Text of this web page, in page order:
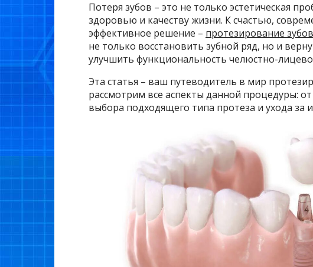
Потеря зубов – это не только эстетическая
здоровью и качеству жизни. К счастью,
эффективное решение – протезирование
не только восстановить зубной ряд, но и
улучшить функциональность челюстно-
Эта статья – ваш путеводитель в мир
рассмотрим все аспекты данной процедуры:
выбора подходящего типа протеза и ухода за